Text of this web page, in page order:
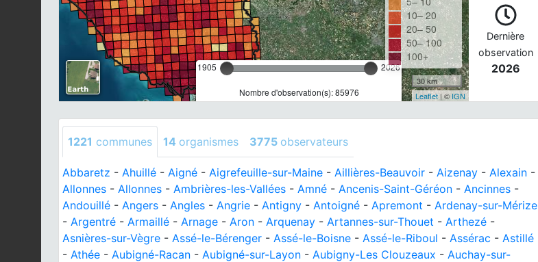
1905 2026
Nombre d'observation(s): 85976
10– 20
20– 50
50– 100
100+
30 km
Leaflet| © IGN
Dernière
observation
2026
1221 communes 14 organismes 3775 observateurs
Abbaretz - Ahuillé - Aigné - Aigrefeuille-sur-Maine - Aillières-Beauvoir - Aizenay - Alexain -
Allonnes - Allonnes - Ambrières-les-Vallées - Amné - Ancenis-Saint-Géréon - Ancinnes -
Andouillé - Angers - Angles - Angrie - Antigny - Antoigné - Apremont - Ardenay-sur-Mérize
- Argentré - Armaillé - Arnage - Aron - Arquenay - Artannes-sur-Thouet - Arthezé -
Asnières-sur-Vègre - Assé-le-Bérenger - Assé-le-Boisne - Assé-le-Riboul - Assérac - Astillé
- Athée - Aubigné-Racan - Aubigné-sur-Layon - Aubigny-Les Clouzeaux - Auchay-sur-